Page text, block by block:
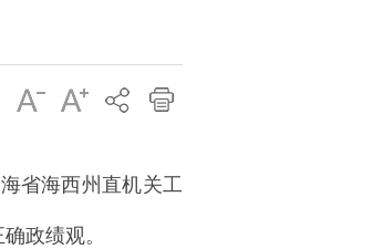
省海西州直机关工
政绩观。